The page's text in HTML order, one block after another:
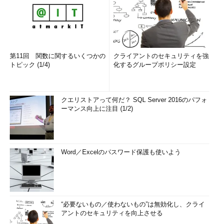
第11回 関数に関するいくつかの
トピック (1/4)
クライアントのセキュリティを強
化するグループポリシー設定
クエリストアって何だ？ SQL Server 2016のパフォ
ーマンス向上に注目 (1/2)
Word／Excelのパスワード保護も使いよう
“必要ないもの／使わないもの”は無効化し、クライ
アントのセキュリティを向上させる